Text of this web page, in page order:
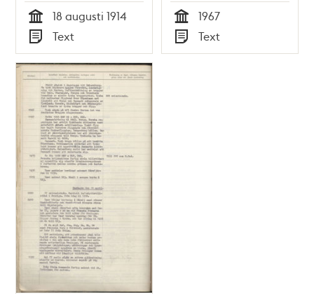
första världskrigets
utbrott -
stadsfullmäktige
1914
Tid
18 augusti 1914
Typ
Text Tid
1967
Typ
Text